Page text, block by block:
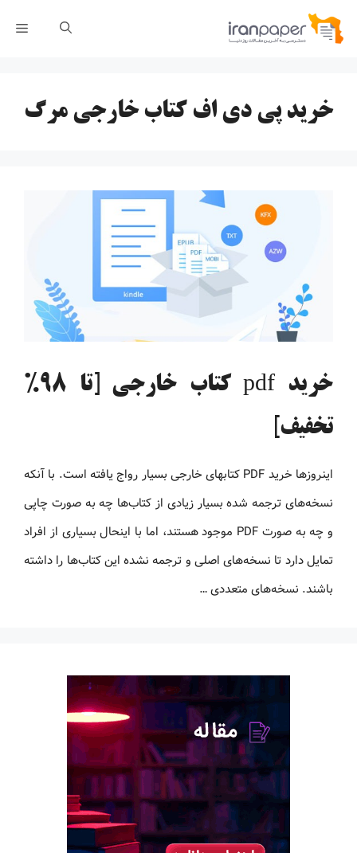
پرش
خرید پی دی اف کتاب خارجی مرگ
خرید pdf کتاب خارجی [تا 98%
تخفیف]
اینروزها خرید PDF کتاب‎های خارجی بسیار رواج یافته است. با آنکه
نسخه‌های ترجمه شده بسیار زیادی از کتاب‌ها چه به صورت چاپی
و چه به صورت PDF موجود هستند، اما با اینحال بسیاری از افراد
تمایل دارد تا نسخه‌های اصلی و ترجمه نشده این کتاب‌ها را داشته
باشند. نسخه‌های متعددی …